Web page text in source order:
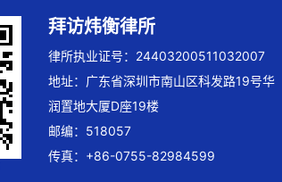
拜访炜衡律所
律所执业证号：24403200511032007
地址：广东省深圳市南山区科发路19号华
润置地大厦D座19楼
邮编：518057
传真：+86-0755-82984599